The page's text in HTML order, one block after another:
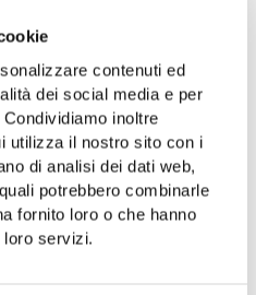
contenuti ed
dei social media e per
inoltre
utilizza il nostro sito con i
di analisi dei dati web,
potrebbero combinarle
fornito loro o che hanno
servizi.
del Casale”.
lista dei desideri